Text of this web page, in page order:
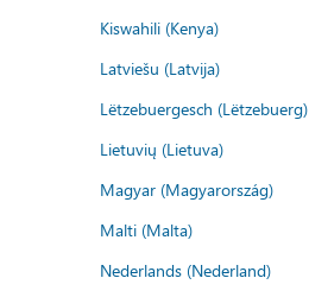
Kiswahili (Kenya)
Latviešu (Latvija)
Lëtzebuergesch (Lëtzebuerg)
Lietuvių (Lietuva)
Magyar (Magyarország)
Malti (Malta)
Nederlands (Nederland)